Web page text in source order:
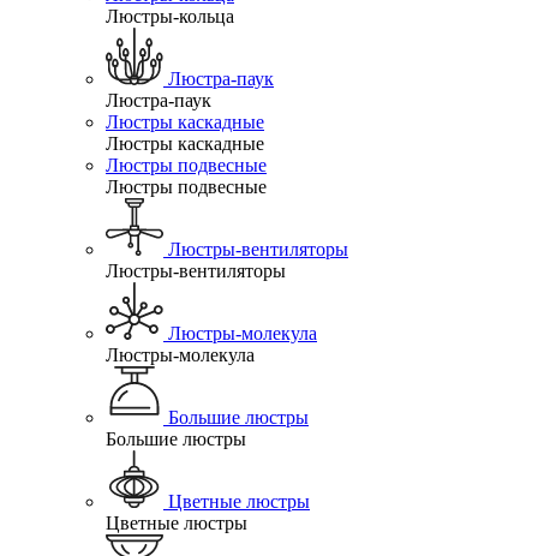
Люстры-кольца
Люстра-паук
Люстра-паук
Люстры каскадные
Люстры каскадные
Люстры подвесные
Люстры подвесные
Люстры-вентиляторы
Люстры-вентиляторы
Люстры-молекула
Люстры-молекула
Большие люстры
Большие люстры
Цветные люстры
Цветные люстры